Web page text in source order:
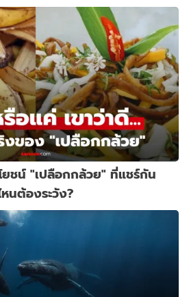
ยชน์ "เปลือกกล้วย" ที่แชร์กัน
นต้องระวัง?